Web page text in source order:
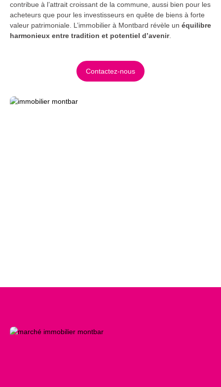
contribue à l’attrait croissant de la commune, aussi bien pour les
acheteurs que pour les investisseurs en quête de biens à forte
valeur patrimoniale. L’immobilier à Montbard révèle un équilibre
harmonieux entre tradition et potentiel d’avenir.
Contactez-nous